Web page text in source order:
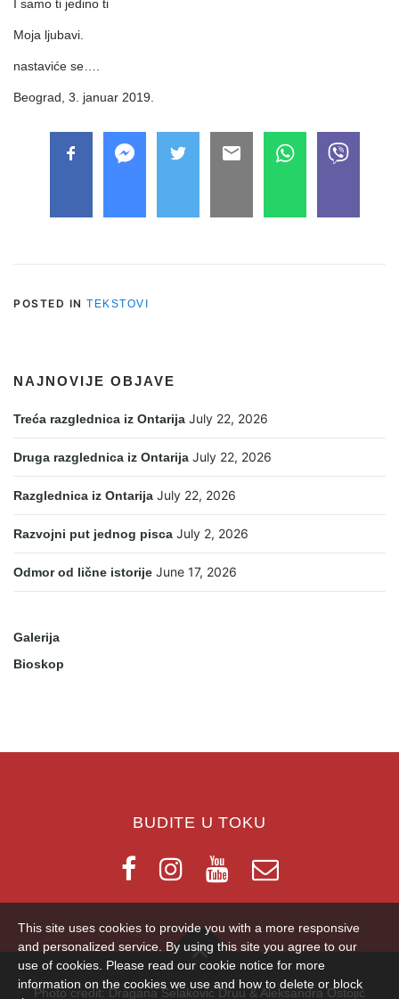
I samo ti jedino ti
Moja ljubavi.
nastaviće se….
Beograd, 3. januar 2019.
POSTED IN TEKSTOVI
NAJNOVIJE OBJAVE
Treća razglednica iz Ontarija July 22, 2026
Druga razglednica iz Ontarija July 22, 2026
Razglednica iz Ontarija July 22, 2026
Razvojni put jednog pisca July 2, 2026
Odmor od lične istorije June 17, 2026
Galerija
Bioskop
BUDITE U TOKU
Photo credit: Dragana Selakovic Druu & Aleksandra Ostojić
This site uses cookies to provide you with a more responsive
and personalized service. By using this site you agree to our
use of cookies. Please read our cookie notice for more
information on the cookies we use and how to delete or block